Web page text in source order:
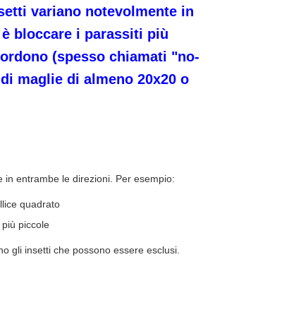
variano notevolmente in
bloccare i parassiti più
(spesso chiamati "no-
maglie di almeno 20x20 o
entrambe le direzioni. Per esempio:
quadrato
piccole
gli insetti che possono essere esclusi.